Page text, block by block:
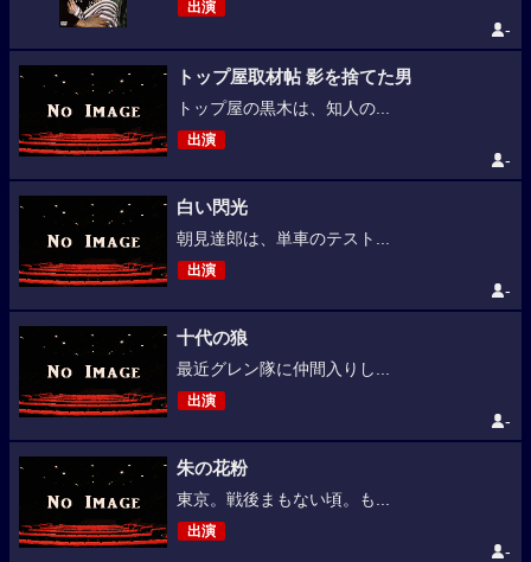
出演
-
トップ屋取材帖 影を捨てた男
トップ屋の黒木は、知人の...
出演
-
白い閃光
朝見達郎は、単車のテスト...
出演
-
十代の狼
最近グレン隊に仲間入りし...
出演
-
朱の花粉
東京。戦後まもない頃。も...
出演
-